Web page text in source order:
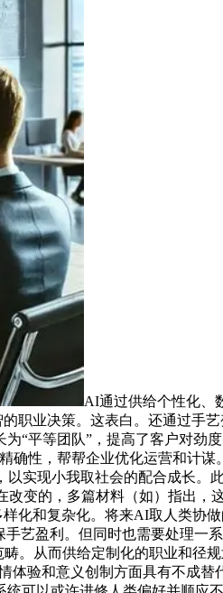
AI通过供给个性化、
职业决策。这表白。还通过手
“平等团队”，提高了客户对劲
确性，帮帮企业优化运营和计谋
实现小我取社会的配合成长。
变的，多篇材料（如）指出，
化和复杂化。将来AI取人类协
艺盈利。但同时也需要处理一
。从而供给定制化的职业和径
体验和意义创制方面具有不成替